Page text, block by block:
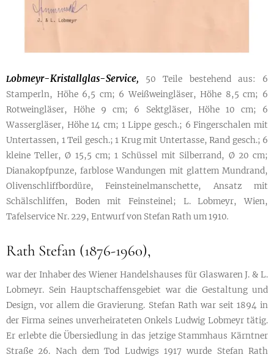
Lobmeyr-Kristallglas-Service,
50 Teile bestehend aus: 6
Stamperln, Höhe 6,5 cm; 6 Weißweingläser, Höhe 8,5 cm; 6
Rotweingläser, Höhe 9 cm; 6 Sektgläser, Höhe 10 cm; 6
Wassergläser, Höhe 14 cm; 1 Lippe gesch.; 6 Fingerschalen mit
Untertassen, 1 Teil gesch.; 1 Krug mit Untertasse, Rand gesch.; 6
kleine Teller, Ø 15,5 cm; 1 Schüssel mit Silberrand, Ø 20 cm;
Dianakopfpunze, farblose Wandungen mit glattem Mundrand,
Olivenschliffbordüre, Feinsteinelmanschette, Ansatz mit
Schälschliffen, Boden mit Feinsteinel; L. Lobmeyr, Wien,
Tafelservice Nr. 229, Entwurf von Stefan Rath um 1910.
Rath Stefan (1876-1960),
war der Inhaber des Wiener Handelshauses für Glaswaren J. & L.
Lobmeyr. Sein Hauptschaffensgebiet war die Gestaltung und
Design, vor allem die Gravierung. Stefan Rath war seit 1894 in
der Firma seines unverheirateten Onkels Ludwig Lobmeyr tätig.
Er erlebte die Übersiedlung in das jetzige Stammhaus Kärntner
Straße 26. Nach dem Tod Ludwigs 1917 wurde Stefan Rath